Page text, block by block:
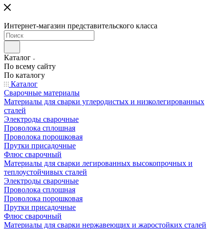
Интернет-магазин представительского класса
Каталог
По всему сайту
По каталогу
Каталог
Сварочные материалы
Материалы для сварки углеродистых и низколегированных
сталей
Электроды сварочные
Проволока сплошная
Проволока порошковая
Прутки присадочные
Флюс сварочный
Материалы для сварки легированных высокопрочных и
теплоустойчивых сталей
Электроды сварочные
Проволока сплошная
Проволока порошковая
Прутки присадочные
Флюс сварочный
Материалы для сварки нержавеющих и жаростойких сталей